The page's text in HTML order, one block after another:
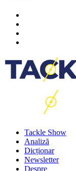
Tackle Show
Analiză
Dicționar
Newsletter
Despre